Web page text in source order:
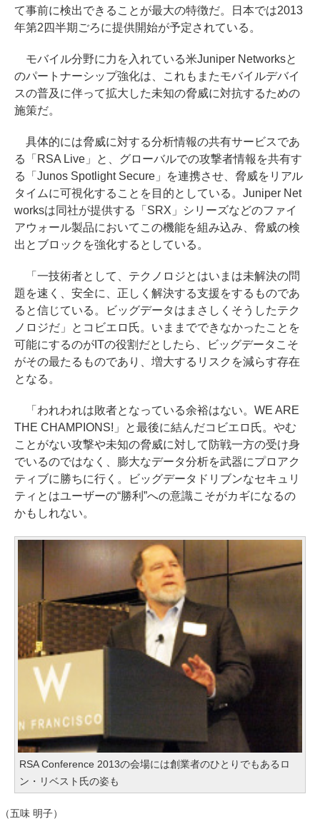
て事前に検出できることが最大の特徴だ。日本では2013
年第2四半期ごろに提供開始が予定されている。
モバイル分野に力を入れている米Juniper Networksと
のパートナーシップ強化は、これもまたモバイルデバイ
スの普及に伴って拡大した未知の脅威に対抗するための
施策だ。
具体的には脅威に対する分析情報の共有サービスであ
る「RSA Live」と、グローバルでの攻撃者情報を共有す
る「Junos Spotlight Secure」を連携させ、脅威をリアル
タイムに可視化することを目的としている。Juniper Net
worksは同社が提供する「SRX」シリーズなどのファイ
アウォール製品においてこの機能を組み込み、脅威の検
出とブロックを強化するとしている。
「一技術者として、テクノロジとはいまは未解決の問
題を速く、安全に、正しく解決する支援をするものであ
ると信じている。ビッグデータはまさしくそうしたテク
ノロジだ」とコビエロ氏。いままでできなかったことを
可能にするのがITの役割だとしたら、ビッグデータこそ
がその最たるものであり、増大するリスクを減らす存在
となる。
「われわれは敗者となっている余裕はない。WE ARE
THE CHAMPIONS!」と最後に結んだコビエロ氏。やむ
ことがない攻撃や未知の脅威に対して防戦一方の受け身
でいるのではなく、膨大なデータ分析を武器にプロアク
ティブに勝ちに行く。ビッグデータドリブンなセキュリ
ティとはユーザーの“勝利”への意識こそがカギになるの
かもしれない。
RSA Conference 2013の会場には創業者のひとりでもあるロ
ン・リベスト氏の姿も
（五味 明子）